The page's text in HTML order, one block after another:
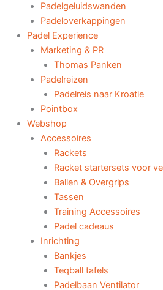
Padelgeluidswanden
Padeloverkappingen
Padel Experience
Marketing & PR
Thomas Panken
Padelreizen
Padelreis naar Kroatie
Pointbox
Webshop
Accessoires
Rackets
Racket startersets voor
Ballen & Overgrips
Tassen
Training Accessoires
Padel cadeaus
Inrichting
Bankjes
Teqball tafels
Padelbaan Ventilator